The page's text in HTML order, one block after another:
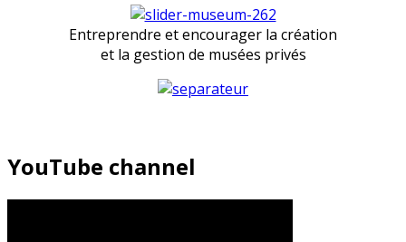
Entreprendre et encourager la création
et la gestion de musées privés
YouTube channel